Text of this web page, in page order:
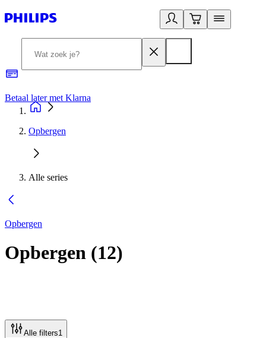
Betaal later met Klarna
Opbergen
Alle series
Opbergen
Opbergen (12)
Alle filters1